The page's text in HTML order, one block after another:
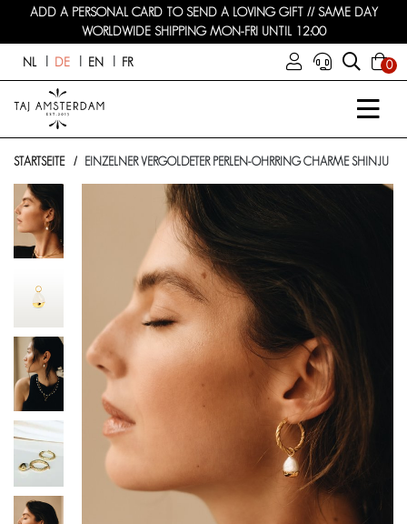
ADD A PERSONAL CARD TO SEND A LOVING GIFT // SAME DAY
WORLDWIDE SHIPPING MON-FRI UNTIL 12:00
NL DE EN FR 0
STARTSEITE EINZELNER VERGOLDETER PERLEN-OHRRING CHARME SHINJU